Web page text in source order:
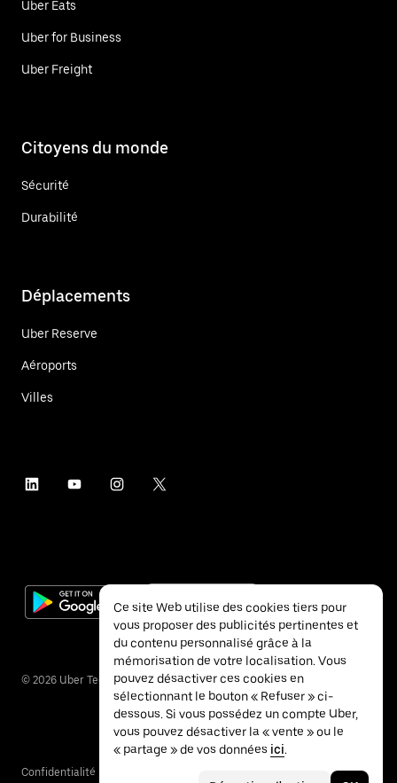
Uber Eats
Uber for Business
Uber Freight
Citoyens du monde
Sécurité
Durabilité
Déplacements
Uber Reserve
Aéroports
Villes
© 2026 Uber Technologies Inc.
Confidentialité
Ce site Web utilise des cookies tiers pour
vous proposer des publicités pertinentes et
du contenu personnalisé grâce à la
mémorisation de votre localisation. Vous
pouvez désactiver ces cookies en
sélectionnant le bouton « Refuser » ci-
dessous. Si vous possédez un compte Uber,
vous pouvez désactiver la « vente » ou le
« partage » de vos données ici.